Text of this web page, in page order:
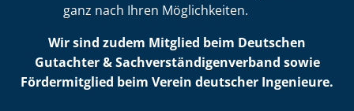
ganz nach Ihren Möglichkeiten.
Wir sind zudem Mitglied beim Deutschen
Gutachter & Sach­ver­stän­di­gen­ver­band sowie
Fördermitglied beim Verein deutscher Ingenieure.